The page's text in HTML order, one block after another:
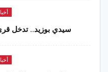
سيدي بوزيد.. تدخل